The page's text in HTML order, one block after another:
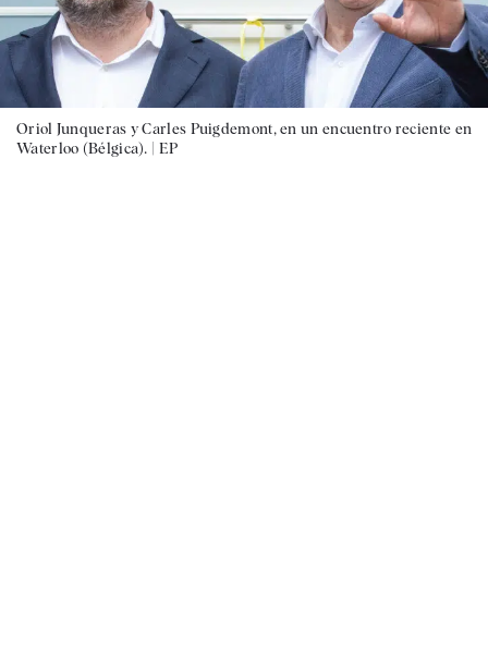
Oriol Junqueras y Carles Puigdemont, en un encuentro reciente en
Waterloo (Bélgica). | EP